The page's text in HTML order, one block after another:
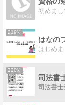
219位
はなの
220位
司法書